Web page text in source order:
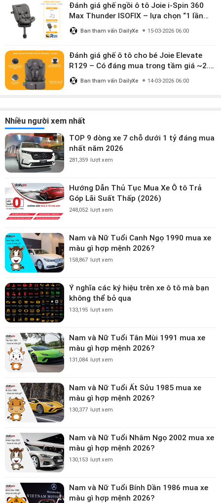
Đánh giá ghế ngồi ô tô Joie i-Spin 360
Max Thunder ISOFIX – lựa chọn “1 lần
dùng đến 12 năm” có đáng giá gần 9
triệu?
Ban tham vấn DailyXe 15-03-2026 06:00
Đánh giá ghế ô tô cho bé Joie Elevate
R129 – Có đáng mua trong tầm giá ~2.8
triệu?
Ban tham vấn DailyXe 14-03-2026 06:00
Nhiều người xem nhất
TOP 9 dòng xe 7 chỗ dưới 1 tỷ đáng mua
nhất năm 2026
281,359 lượt xem
Hướng Dẫn Thủ Tục Mua Xe Ô tô Trả
Góp Lãi Suất Thấp (2026)
248,052 lượt xem
Nam và Nữ Tuổi Canh Ngọ 1990 mua xe
màu gì hợp mệnh 2026?
158,867 lượt xem
Ý nghĩa các ký hiệu trên xe ô tô mà bạn
không thể bỏ qua
133,195 lượt xem
Nam và Nữ Tuổi Tân Mùi 1991 mua xe
màu gì hợp mệnh 2026?
131,084 lượt xem
Nam và Nữ Tuổi Ất Sửu 1985 mua xe
màu gì hợp mệnh 2026?
130,377 lượt xem
Nam và Nữ Tuổi Nhâm Ngọ 2002 mua xe
màu gì hợp mệnh 2026?
130,153 lượt xem
Nam và Nữ Tuổi Bính Dần 1986 mua xe
màu gì hợp mệnh 2026?